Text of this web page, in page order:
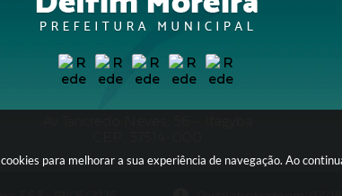
para melhorar a sua experiência de navegação. Ao